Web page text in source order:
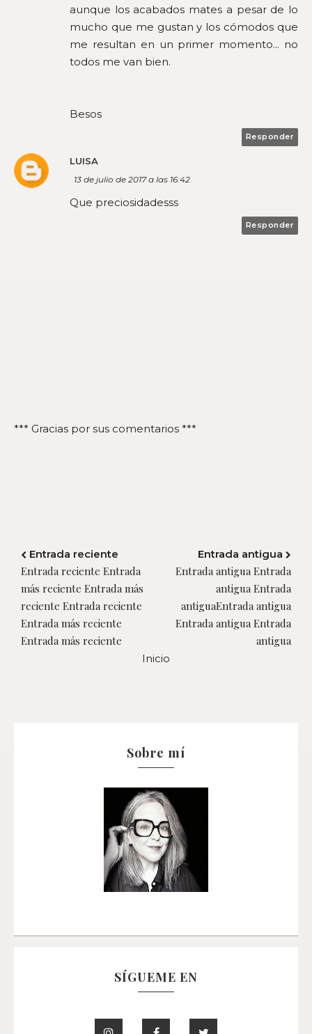
aunque los acabados mates a pesar de lo
mucho que me gustan y los cómodos que
me resultan en un primer momento... no
todos me van bien.
Besos
Responder
LUISA
13 de julio de 2017 a las 16:42
Que preciosidadesss
Responder
*** Gracias por sus comentarios ***
Entrada reciente
Entrada reciente Entrada
más reciente Entrada más
reciente Entrada reciente
Entrada más reciente
Entrada más reciente
Entrada antigua
Entrada antigua Entrada
antigua Entrada
antiguaEntrada antigua
Entrada antigua Entrada
antigua
Inicio
Sobre mí
SÍGUEME EN